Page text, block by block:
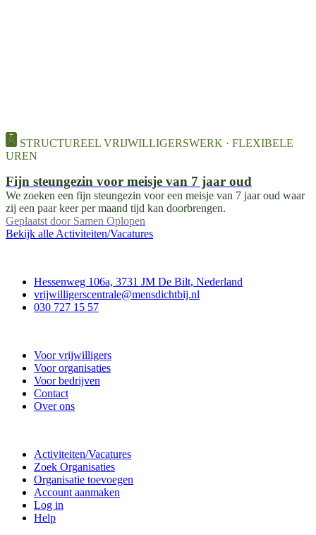
STRUCTUREEL VRIJWILLIGERSWERK · FLEXIBELE
UREN
Fijn steungezin voor meisje van 7 jaar oud
We zoeken een fijn steungezin voor een meisje van 7 jaar oud waar
zij een paar keer per maand tijd kan doorbrengen.
Geplaatst door Samen Oplopen
Bekijk alle Activiteiten/Vacatures
Hessenweg 106a, 3731 JM De Bilt, Nederland
vrijwilligerscentrale@mensdichtbij.nl
030 727 15 57
Voor vrijwilligers
Voor organisaties
Voor bedrijven
Contact
Over ons
Activiteiten/Vacatures
Zoek Organisaties
Organisatie toevoegen
Account aanmaken
Log in
Help